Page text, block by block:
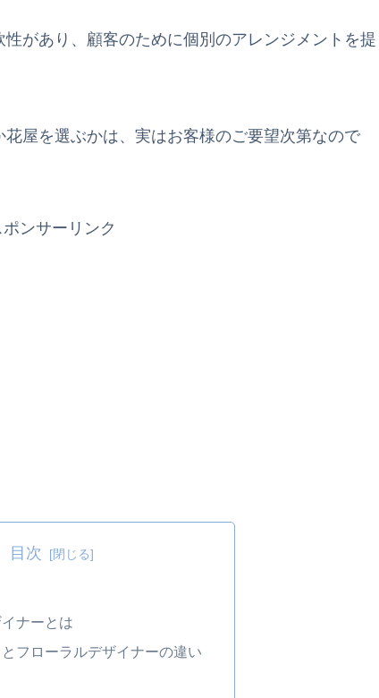
があり、顧客のために個別のアレンジメントを提
屋を選ぶかは、実はお客様のご要望次第なので
ポンサーリンク
目次
ナーとは
フローラルデザイナーの違い